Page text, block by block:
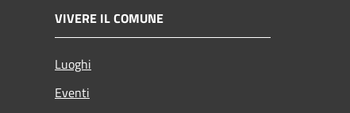
VIVERE IL COMUNE
Luoghi
Eventi